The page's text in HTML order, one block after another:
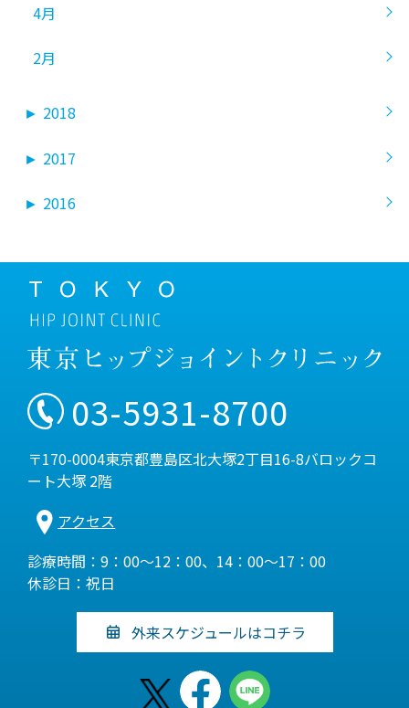
4月
2月
► 2018
► 2017
► 2016
03-5931-8700
〒170-0004東京都豊島区北大塚2丁目16-8バロックコ
ート大塚 2階
アクセス
診療時間：9：00～12：00、14：00～17：00
休診日：祝日
外来スケジュールはコチラ